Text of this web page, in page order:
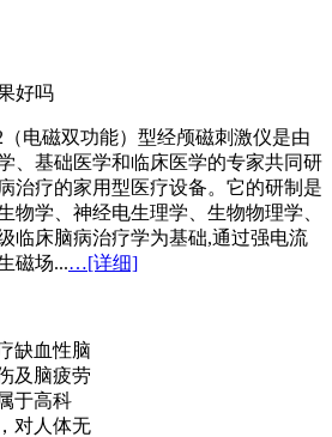
电磁双功能）型经颅磁刺激仪是由
、基础医学和临床医学的专家共同研
治疗的家用型医疗设备。它的研制是
物学、神经电生理学、生物物理学、
临床脑病治疗学为基础,通过强电流
磁场...…[详细]
缺血性脑
及脑疲劳
于高科
对人体无